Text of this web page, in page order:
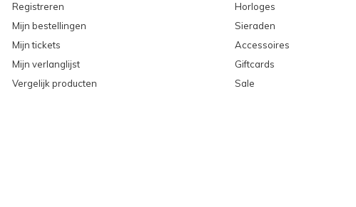
Registreren
Mijn bestellingen
Mijn tickets
Mijn verlanglijst
Vergelijk producten
Horloges
Sieraden
Accessoires
Giftcards
Sale